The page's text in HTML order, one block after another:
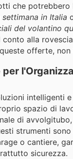
che potrebbero
in Italia
del volantino
conto alla
offerte, non
intelligenti
spazio di
di
strumenti
o cantiere,
sicurezza.